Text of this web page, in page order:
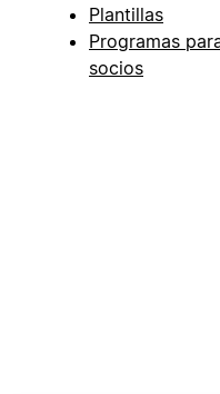
Plantillas
Programas
socios